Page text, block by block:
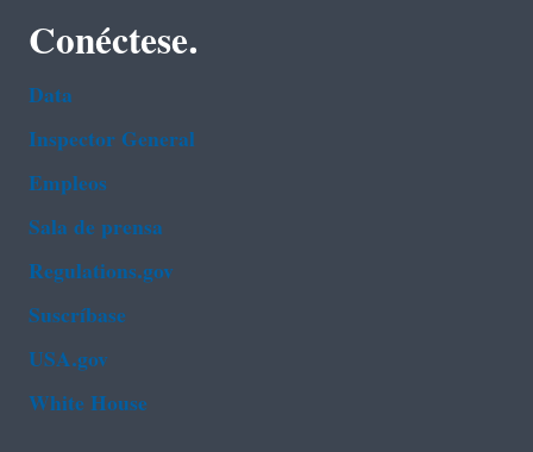
Conéctese.
Data
Inspector General
Empleos
Sala de prensa
Regulations.gov
Suscríbase
USA.gov
White House